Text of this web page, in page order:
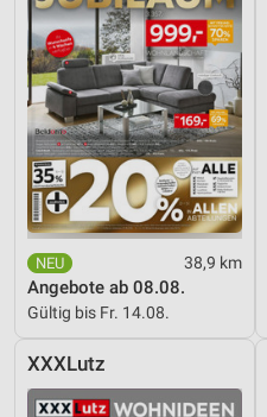
38,9 km
Angebote ab 08.08.
Gültig bis Fr. 14.08.
XXXLutz